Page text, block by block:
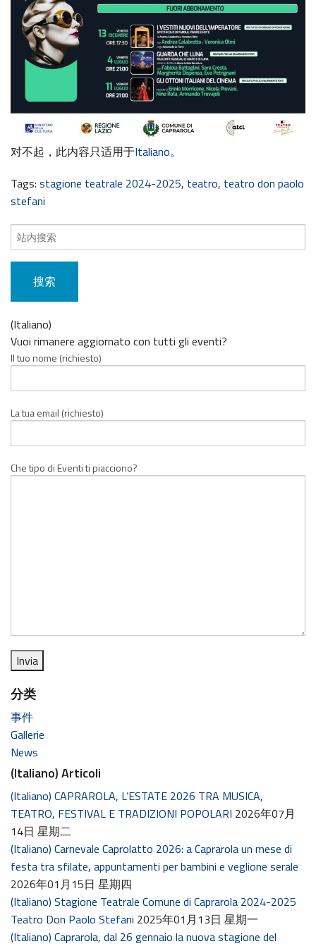
对不起，此内容只适用于Italiano。
Tags: stagione teatrale 2024-2025, teatro, teatro don paolo
stefani
搜
索
内
(Italiano)
Vuoi rimanere aggiornato con tutti gli eventi?
Il tuo nome (richiesto)
La tua email (richiesto)
Che tipo di Eventi ti piacciono?
分类
事件
Gallerie
News
(Italiano) Articoli
(Italiano) CAPRAROLA, L’ESTATE 2026 TRA MUSICA,
TEATRO, FESTIVAL E TRADIZIONI POPOLARI 2026年07月
14日 星期二
(Italiano) Carnevale Caprolatto 2026: a Caprarola un mese di
festa tra sfilate, appuntamenti per bambini e veglione serale
2026年01月15日 星期四
(Italiano) Stagione Teatrale Comune di Caprarola 2024-2025
Teatro Don Paolo Stefani 2025年01月13日 星期一
(Italiano) Caprarola, dal 26 gennaio la nuova stagione del